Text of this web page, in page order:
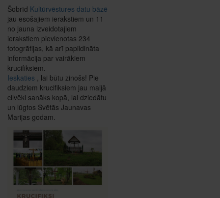
Šobrīd Kultūrvēstures datu bāzē
jau esošajiem ierakstiem un 11
no jauna izveidotajiem
ierakstiem pievienotas 234
fotogrāfijas, kā arī papildināta
informācija par vairākiem
krucifiksiem.
Ieskaties , lai būtu zinošs! Pie
daudziem krucifiksiem jau maijā
cilvēki sanāks kopā, lai dziedātu
un lūgtos Svētās Jaunavas
Marijas godam.